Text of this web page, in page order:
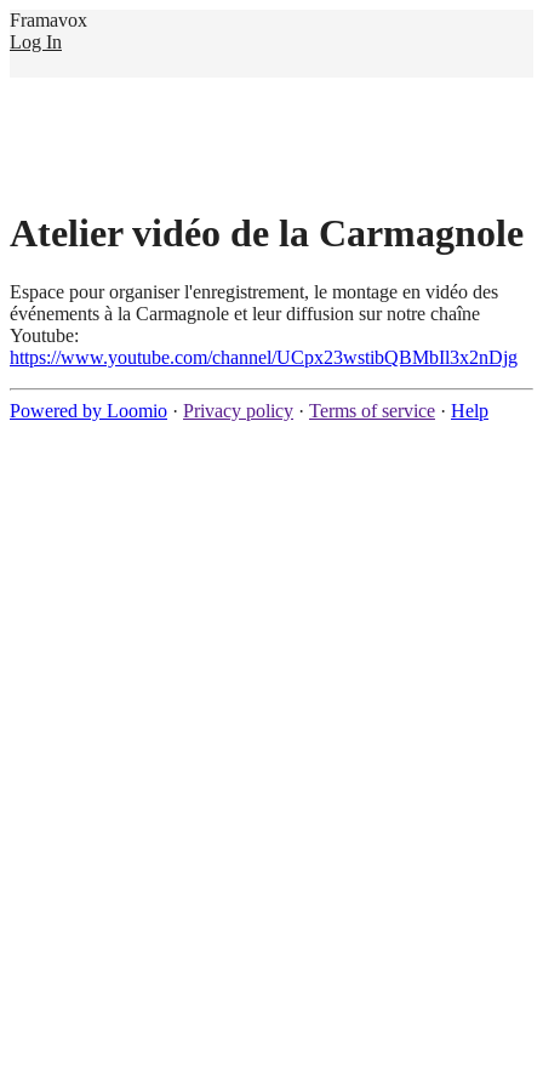
Framavox
Log In
Atelier vidéo de la Carmagnole
Espace pour organiser l'enregistrement, le montage en vidéo des
événements à la Carmagnole et leur diffusion sur notre chaîne
Youtube:
https://www.youtube.com/channel/UCpx23wstibQBMbIl3x2nDjg
Powered by Loomio · Privacy policy · Terms of service · Help